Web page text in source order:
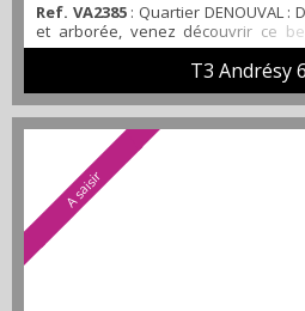
Ref. VA2385: Quartier DENOUVAL :
et arborée, venez découvrir ce
entrée, un séjour avec balcon
séparée et aménagée, 2 chambres
bain, WC indépendant, une cave
sous-sol. Résidence très calme
le visiter avec l'agence ALIBI
T3 Andrésy
A saisir